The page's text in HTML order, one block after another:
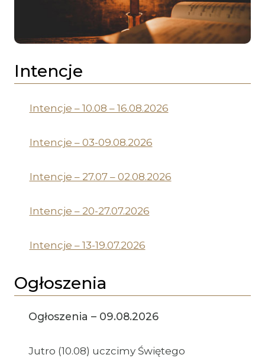
Intencje
Intencje – 10.08 – 16.08.2026
Intencje – 03-09.08.2026
Intencje – 27.07 – 02.08.2026
Intencje – 20-27.07.2026
Intencje – 13-19.07.2026
Ogłoszenia
Ogłoszenia – 09.08.2026
Jutro (10.08) uczcimy Świętego